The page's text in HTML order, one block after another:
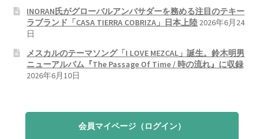
INORAN氏がグローバルアンバサダーを務める注目のテキー
ラブランド「CASA TIERRA COBRIZA」日本上陸 2026年6月24
日
メスカルのテーマソング「I LOVE MEZCAL」誕生。鈴木明男
ニューアルバム『The Passage Of Time / 時の流れ』に収録
2026年6月10日
会員マイページ（ログイン）